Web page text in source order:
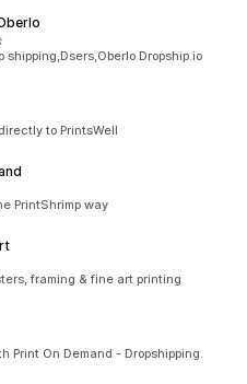
shipping,Dsers,Oberlo Dropship.io
to PrintsWell
PrintShrimp way
framing & fine art printing
Print On Demand - Dropshipping.